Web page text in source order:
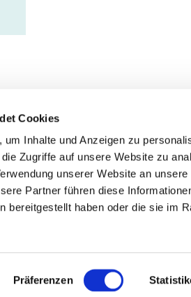
Cookies
Inhalte und Anzeigen zu
Zugriffe auf unsere Website zu
unserer Website an
Partner führen diese
bereitgestellt haben oder die sie im
Präferenzen
Service
Impressum
Datenschutz
Mitglied werden
Presse